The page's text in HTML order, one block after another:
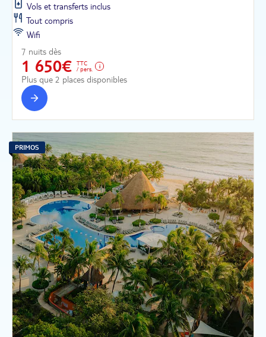
Vols et transferts inclus
Tout compris
Wifi
7 nuits dès
1 650€
TTC
/ pers.
Plus que 2 places disponibles
PRIMOS